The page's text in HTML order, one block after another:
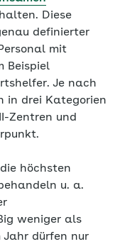
Diese
definierter
mit
Beispiel
Je nach
in drei Kategorien
Zentren und
höchsten
u. a.
weniger als
Jahr dürfen nur